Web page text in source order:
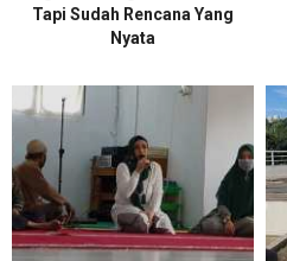
Tapi Sudah Rencana Yang
Nyata